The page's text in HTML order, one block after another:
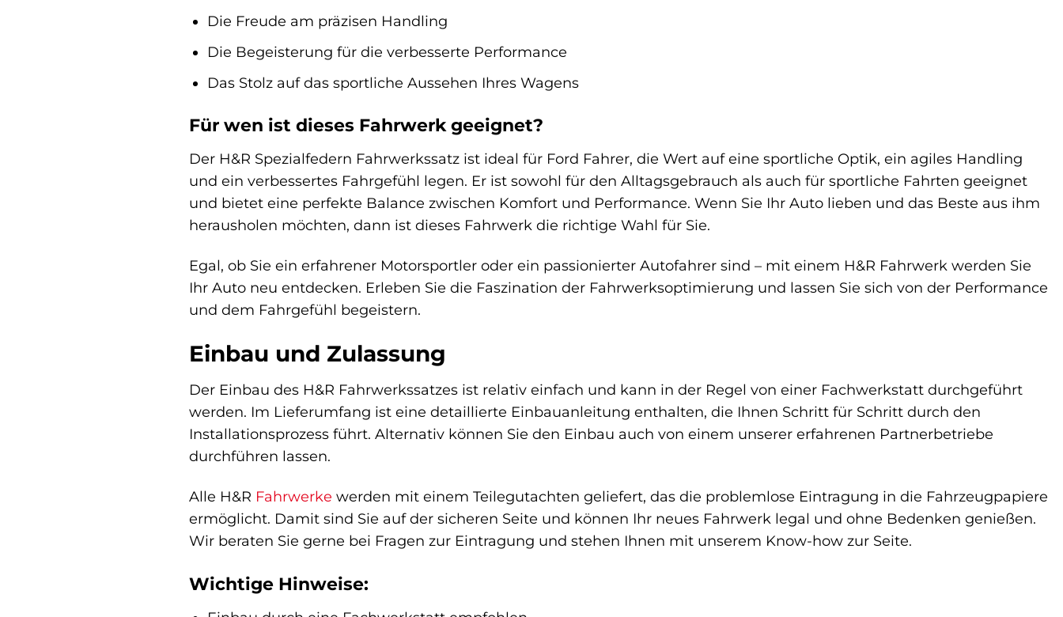
Die Freude am präzisen Handling
Die Begeisterung für die verbesserte Performance
Das Stolz auf das sportliche Aussehen Ihres Wagens
Für wen ist dieses Fahrwerk geeignet?
Der H&R Spezialfedern Fahrwerkssatz ist ideal für Ford Fahrer, die Wert auf eine sportliche Optik, ein agiles Handling
und ein verbessertes Fahrgefühl legen. Er ist sowohl für den Alltagsgebrauch als auch für sportliche Fahrten geeignet
und bietet eine perfekte Balance zwischen Komfort und Performance. Wenn Sie Ihr Auto lieben und das Beste aus ihm
herausholen möchten, dann ist dieses Fahrwerk die richtige Wahl für Sie.
Egal, ob Sie ein erfahrener Motorsportler oder ein passionierter Autofahrer sind – mit einem H&R Fahrwerk werden Sie
Ihr Auto neu entdecken. Erleben Sie die Faszination der Fahrwerksoptimierung und lassen Sie sich von der Performance
und dem Fahrgefühl begeistern.
Einbau und Zulassung
Der Einbau des H&R Fahrwerkssatzes ist relativ einfach und kann in der Regel von einer Fachwerkstatt durchgeführt
werden. Im Lieferumfang ist eine detaillierte Einbauanleitung enthalten, die Ihnen Schritt für Schritt durch den
Installationsprozess führt. Alternativ können Sie den Einbau auch von einem unserer erfahrenen Partnerbetriebe
durchführen lassen.
Alle H&R Fahrwerke werden mit einem Teilegutachten geliefert, das die problemlose Eintragung in die Fahrzeugpapiere
ermöglicht. Damit sind Sie auf der sicheren Seite und können Ihr neues Fahrwerk legal und ohne Bedenken genießen.
Wir beraten Sie gerne bei Fragen zur Eintragung und stehen Ihnen mit unserem Know-how zur Seite.
Wichtige Hinweise: